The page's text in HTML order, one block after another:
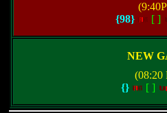
{98}
[ ]
NEW
(08:20
{}
[ ]